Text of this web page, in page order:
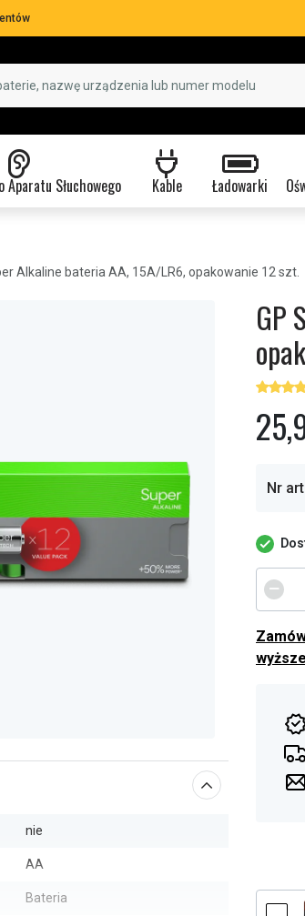
Słuchowego Kable Ładowarki
Alkaline bateria AA, 15A/LR6, opakowanie 12 szt.
nie
AA
Bateria
GP
Nr